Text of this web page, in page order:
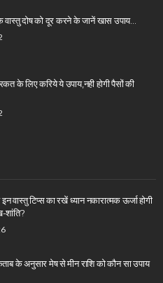
दोष को दूर करने के जानें खास उपाय…
के लिए करिये ये उपाय,नही होगी पैसों की
वास्तु टिप्स का रखें ध्यान नकारात्मक ऊर्जा होगी
शांति?
के अनुसार मेष से मीन राशि को कौन सा उपाय